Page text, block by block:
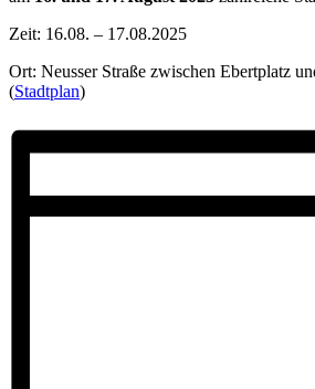
Zeit: 16.08. – 17.08.2025
Ort: Neusser Straße zwischen Ebertplatz
(Stadtplan)